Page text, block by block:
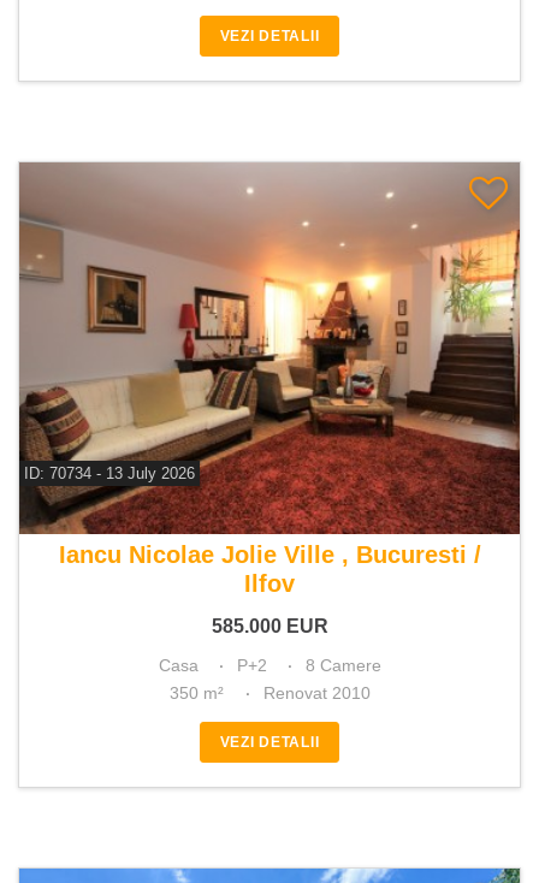
VEZI DETALII
ID: 70734 - 13 July 2026
De vanzare casa 8 camere
Iancu Nicolae Jolie Ville , Bucuresti /
Ilfov
585.000 EUR
Casa P+2
8 Camere
350 m²
Renovat 2010
VEZI DETALII